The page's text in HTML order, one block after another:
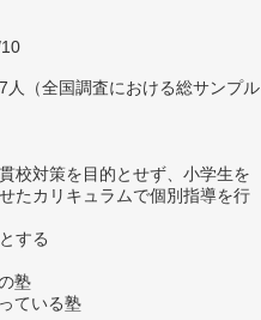
人（全国調査における総サンプル
校対策を目的とせず、小学生を
たカリキュラムで個別指導を行
する
塾
ている塾